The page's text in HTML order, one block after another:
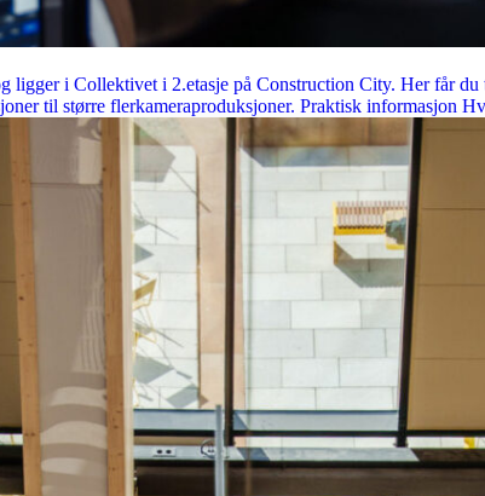
ligger i Collektivet i 2.etasje på Construction City. Her får
til større flerkameraproduksjoner. Praktisk informasjon